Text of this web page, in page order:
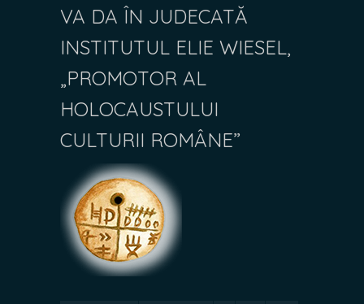
VA DA ÎN JUDECATĂ
INSTITUTUL ELIE WIESEL,
„PROMOTOR AL
HOLOCAUSTULUI
CULTURII ROMÂNE”